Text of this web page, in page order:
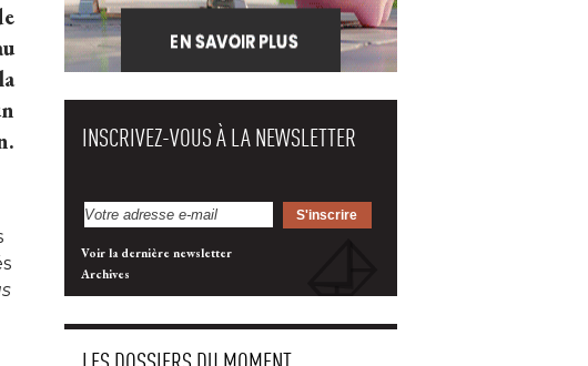
INSCRIVEZ-VOUS À LA NEWSLETTER
Voir la dernière newsletter
Archives